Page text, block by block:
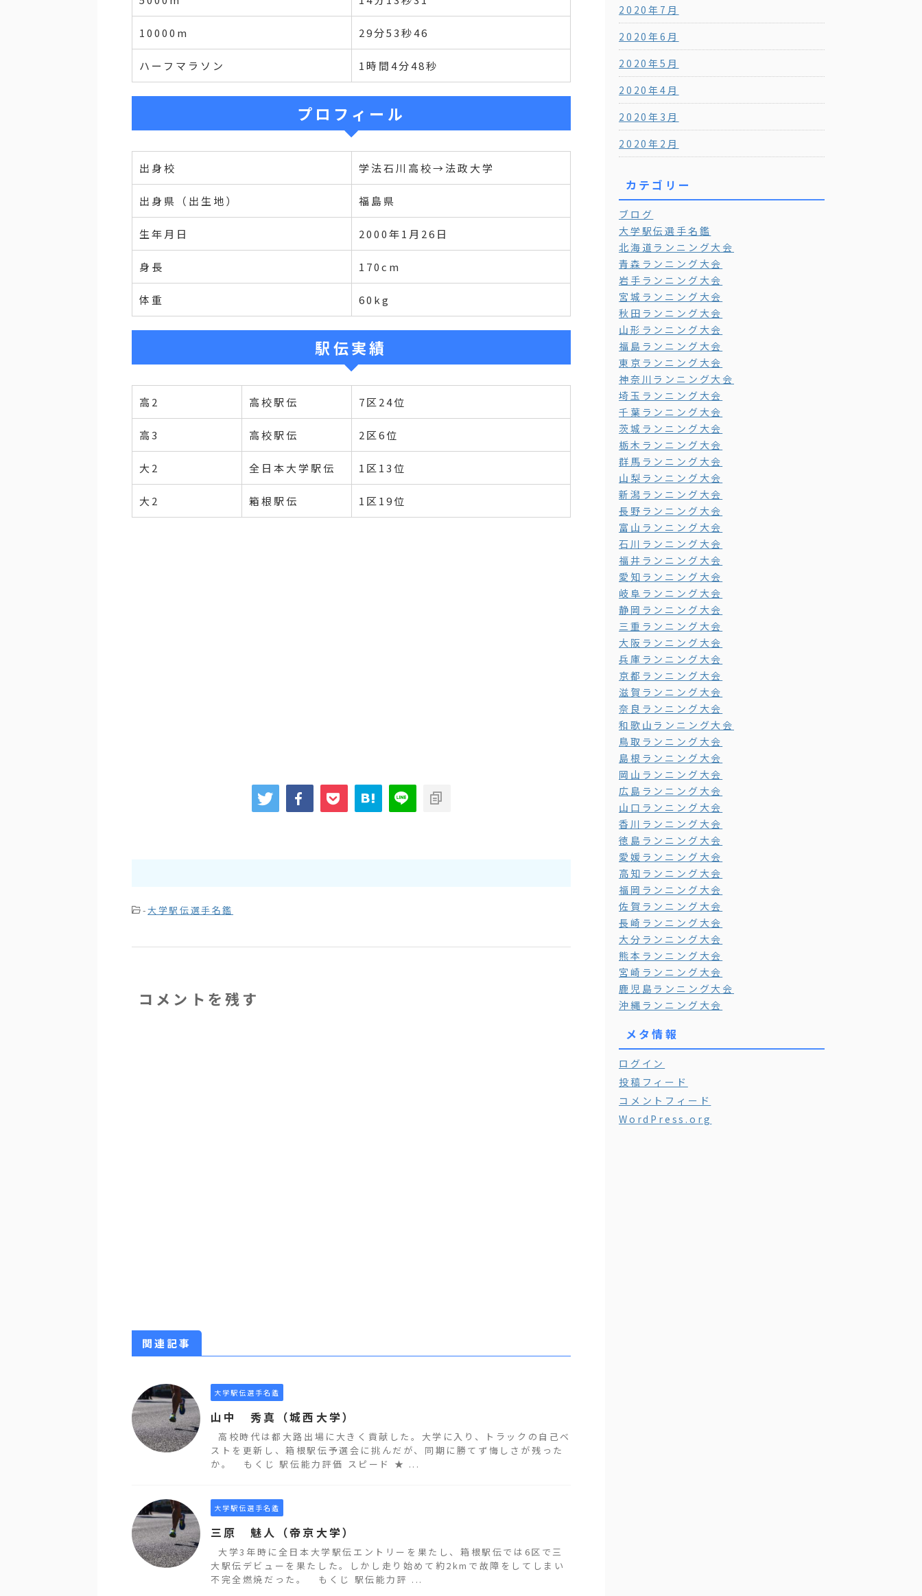
10000m 29分53秒46
ハーフマラソン 1時間4分48秒
プロフィール
出身校 学法石川高校→法政大学
出身県（出生地） 福島県
生年月日 2000年1月26日
身長 170cm
体重 60kg
駅伝実績
高2 高校駅伝 7区24位
高3 高校駅伝 2区6位
大2 全日本大学駅伝 1区13位
大2 箱根駅伝 1区19位
-大学駅伝選手名鑑
コメントを残す
関連記事
大学駅伝選手名鑑
山中 秀真（城西大学）
高校時代は都大路出場に大きく貢献した。大学に入り、トラックの自己ベ
ストを更新し、箱根駅伝予選会に挑んだが、同期に勝てず悔しさが残った
か。 もくじ 駅伝能力評価 スピード ★ ...
大学駅伝選手名鑑
三原 魅人（帝京大学）
大学3年時に全日本大学駅伝エントリーを果たし、箱根駅伝では6区で三
大駅伝デビューを果たした。しかし走り始めて約2kmで故障をしてしまい
不完全燃焼だった。 もくじ 駅伝能力評 ...
2020年7月
2020年6月
2020年5月
2020年4月
2020年3月
2020年2月
カテゴリー
ブログ
大学駅伝選手名鑑
北海道ランニング大会
青森ランニング大会
岩手ランニング大会
宮城ランニング大会
秋田ランニング大会
山形ランニング大会
福島ランニング大会
東京ランニング大会
神奈川ランニング大会
埼玉ランニング大会
千葉ランニング大会
茨城ランニング大会
栃木ランニング大会
群馬ランニング大会
山梨ランニング大会
新潟ランニング大会
長野ランニング大会
富山ランニング大会
石川ランニング大会
福井ランニング大会
愛知ランニング大会
岐阜ランニング大会
静岡ランニング大会
三重ランニング大会
大阪ランニング大会
兵庫ランニング大会
京都ランニング大会
滋賀ランニング大会
奈良ランニング大会
和歌山ランニング大会
鳥取ランニング大会
島根ランニング大会
岡山ランニング大会
広島ランニング大会
山口ランニング大会
香川ランニング大会
徳島ランニング大会
愛媛ランニング大会
高知ランニング大会
福岡ランニング大会
佐賀ランニング大会
長崎ランニング大会
大分ランニング大会
熊本ランニング大会
宮崎ランニング大会
鹿児島ランニング大会
沖縄ランニング大会
メタ情報
ログイン
投稿フィード
コメントフィード
WordPress.org